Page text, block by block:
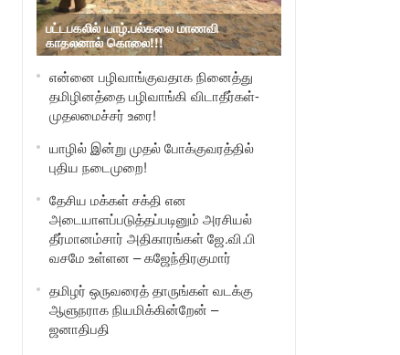
பட்டபகலில் யாழ்.பல்கலை மாணவி
காதலனால் கொலை!!!
என்னை பழிவாங்குவதாக நினைத்து
தமிழினத்தை பழிவாங்கி விடாதீர்கள்-
முதலமைச்சர் உரை!
யாழில் இன்று முதல் போக்குவரத்தில்
புதிய நடைமுறை!
தேசிய மக்கள் சக்தி என
அடையாளப்படுத்தப்படினும் அரசியல்
தீர்மானம்சார் அதிகாரங்கள் ஜே.வி.பி
வசமே உள்ளன – கஜேந்திரகுமார்
தமிழர் ஒருவரைத் தாருங்கள் வடக்கு
ஆளுநராக நியமிக்கின்றேன் –
ஜனாதிபதி